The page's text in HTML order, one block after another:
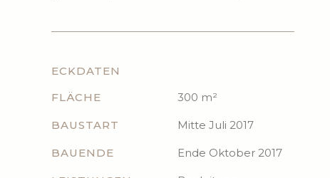
ECKDATEN
FLÄCHE
300 m²
BAUSTART Mitte Juli 2017
BAUENDE Ende Oktober 2017